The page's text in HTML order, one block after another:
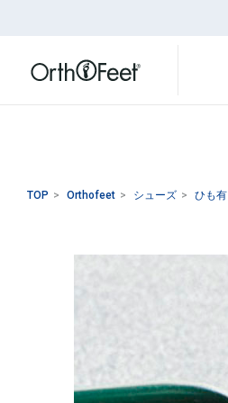
TOP > Orthofeet > シューズ > ひも有